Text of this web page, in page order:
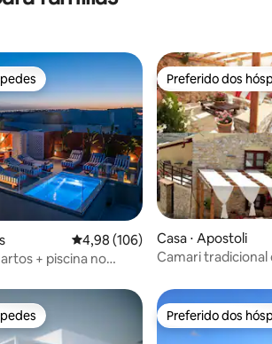
5, 42 avaliações4,98 de uma avaliação média de
4,98 (106)
+ piscina no
Preferido dos
Preferido dos
Casa ⋅ Apostoli
Camari tradicional
Preferido dos
Preferido dos